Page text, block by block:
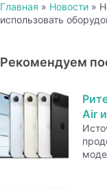
Главная » Новости »
использовать
Рекомендуем
Air